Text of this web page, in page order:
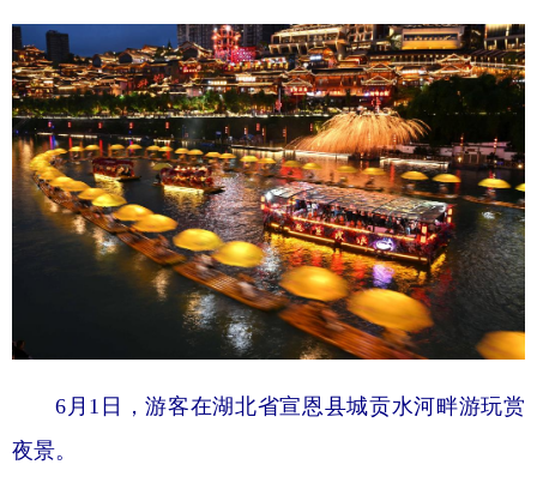
6月1日，游客在湖北省宣恩县城贡水河畔游玩赏
夜景。